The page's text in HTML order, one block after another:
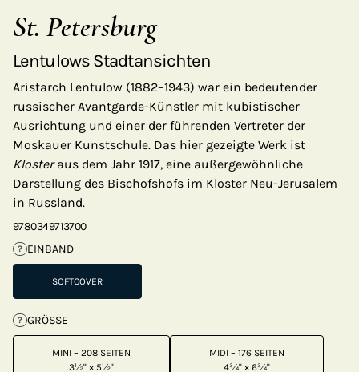
St. Petersburg
Lentulows Stadtansichten
Aristarch Lentulow (1882–1943) war ein bedeutender
russischer Avantgarde-Künstler mit kubistischer
Ausrichtung und einer der führenden Vertreter der
Moskauer Kunstschule. Das hier gezeigte Werk ist
Klosteraus dem Jahr 1917, eine außergewöhnliche
Darstellung des Bischofshofs im Kloster Neu-Jerusalem
in Russland.
9780349713700
? EINBAND
SOFTCOVER
? GRÖSSE
MINI – 208 SEITEN
3½" × 5½"
MIDI – 176 SEITEN
4¾" × 6¾"